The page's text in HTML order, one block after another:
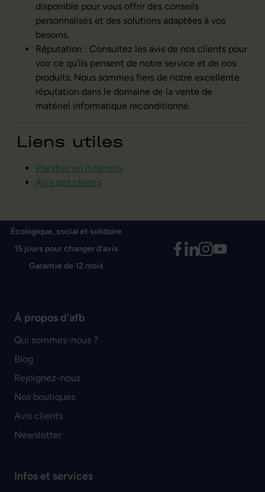
disponible pour vous offrir des conseils
personnalisés et des solutions adaptées à vos
besoins.
Réputation : Consultez les avis de nos clients pour
voir ce qu'ils pensent de notre service et de nos
produits. Nous sommes fiers de notre excellente
réputation dans le domaine de la vente de
matériel informatique reconditionné.
Liens utiles
Planifier un itinéraire
Avis des clients
Écologique, social et solidaire
15 jours pour changer d'avis
Garantie de 12 mois
À propos d'afb
Qui sommes-nous ?
Blog
Rejoignez-nous
Nos boutiques
Avis clients
Newsletter
Infos et services